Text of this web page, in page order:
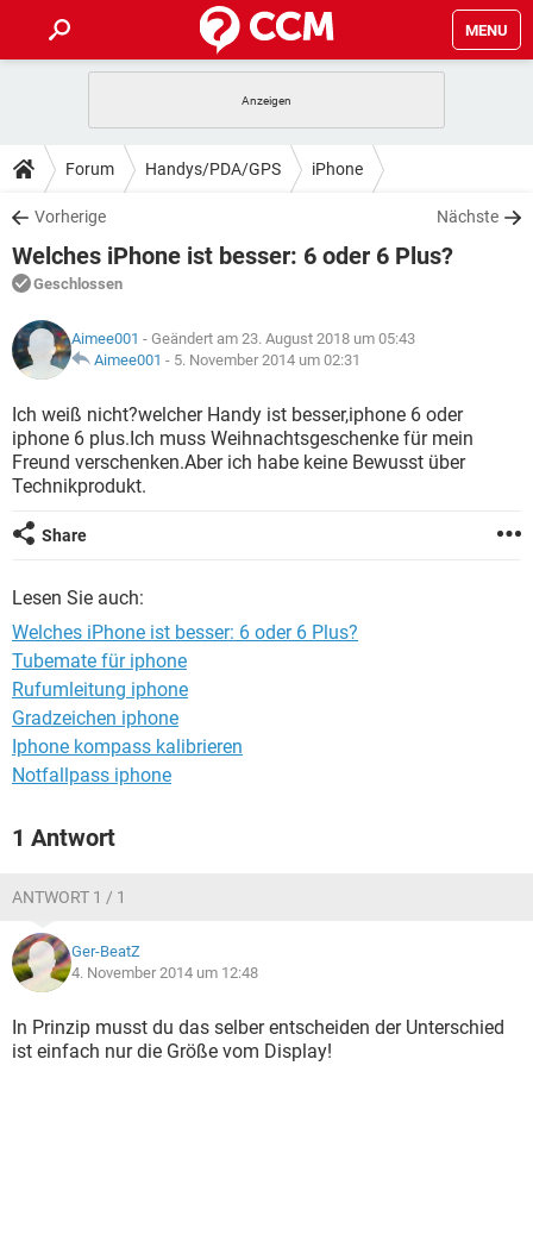
MENU
ANDROID IOS
WINDOWS 10
WHATSAPP TIKTOK
FACEBOOK
TIPPS & TRICKS
SPIELE STREAMING
WINDOWS 10
WHATSAPP
FACEBOOK HARDWARE
DOWNLOADS
SPIELE STREAMING
ANDROID
WINDOWS 10 INSTAGRAM
WHATSAPP
FACEBOOK HARDWARE
FORUM
SPIELE
ANDROID IOS
WHATSAPP TIKTOK
FACEBOOK
LEXIKON
SPIELE
ANDROID IOS
WINDOWS 10 INSTAGRAM
WHATSAPP
FACEBOOK
Forum Handys/PDA/GPS iPhone
Vorherige Nächste
Welches iPhone ist besser: 6 oder 6 Plus?
Geschlossen
Aimee001 - Geändert am 23. August 2018 um 05:43
Aimee001 - 5. November 2014 um 02:31
Ich weiß nicht?welcher Handy ist besser,iphone 6 oder
iphone 6 plus.Ich muss Weihnachtsgeschenke für mein
Freund verschenken.Aber ich habe keine Bewusst über
Technikprodukt.
Share
Lesen Sie auch:
Welches iPhone ist besser: 6 oder 6 Plus?
Tubemate für iphone
Rufumleitung iphone
Gradzeichen iphone
Iphone kompass kalibrieren
Notfallpass iphone
1 Antwort
ANTWORT 1 / 1
Ger-BeatZ
4. November 2014 um 12:48
In Prinzip musst du das selber entscheiden der Unterschied
ist einfach nur die Größe vom Display!